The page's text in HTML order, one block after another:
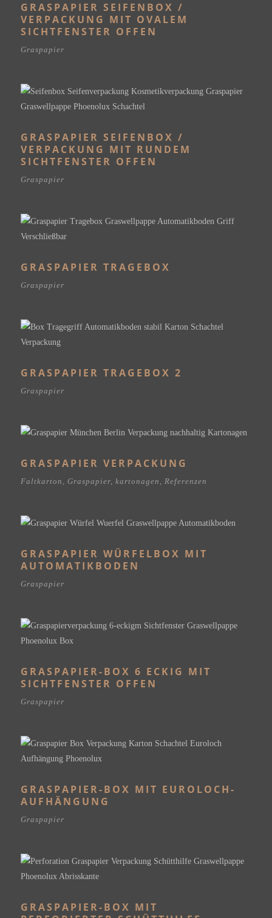
GRASPAPIER SEIFENBOX /
VERPACKUNG MIT OVALEM
SICHTFENSTER OFFEN
Graspapier
GRASPAPIER SEIFENBOX /
VERPACKUNG MIT RUNDEM
SICHTFENSTER OFFEN
Graspapier
GRASPAPIER TRAGEBOX
Graspapier
GRASPAPIER TRAGEBOX 2
Graspapier
GRASPAPIER VERPACKUNG
Faltkarton , Graspapier, kartonagen , Referenzen
GRASPAPIER WÜRFELBOX MIT
AUTOMATIKBODEN
Graspapier
GRASPAPIER-BOX 6 ECKIG MIT
SICHTFENSTER OFFEN
Graspapier
GRASPAPIER-BOX MIT EUROLOCH-
AUFHÄNGUNG
Graspapier
GRASPAPIER-BOX MIT